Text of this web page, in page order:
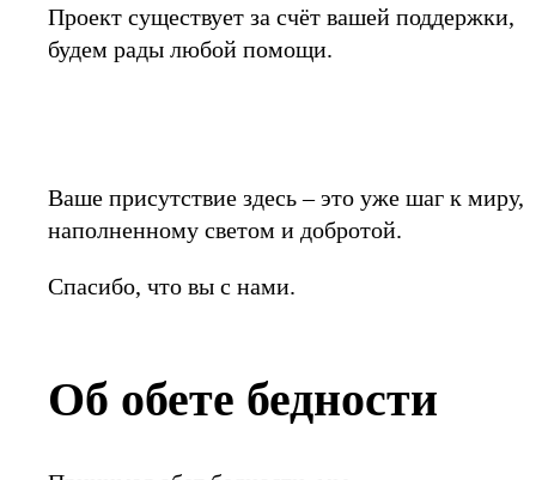
Проект существует за счёт вашей поддержки,
будем рады любой помощи.
Ваше присутствие здесь – это уже шаг к миру,
наполненному светом и добротой.
Спасибо, что вы с нами.
Об обете бедности